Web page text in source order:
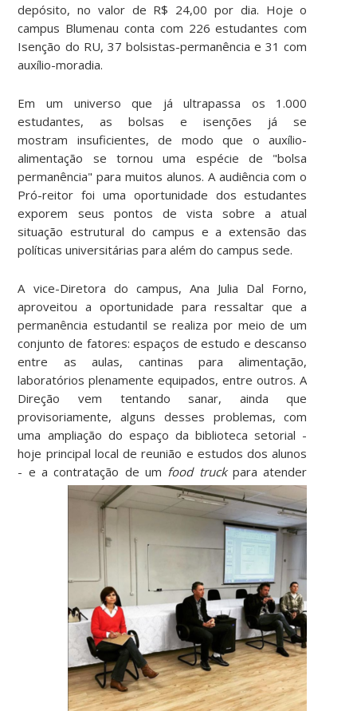
depósito, no valor de R$ 24,00 por dia. Hoje o
campus Blumenau conta com 226 estudantes com
Isenção do RU, 37 bolsistas-permanência e 31 com
auxílio-moradia.
Em um universo que já ultrapassa os 1.000
estudantes, as bolsas e isenções já se
mostram insuficientes, de modo que o auxílio-
alimentação se tornou uma espécie de "bolsa
permanência" para muitos alunos. A audiência com o
Pró-reitor foi uma oportunidade dos estudantes
exporem seus pontos de vista sobre a atual
situação estrutural do campus e a extensão das
políticas universitárias para além do campus sede.
A vice-Diretora do campus, Ana Julia Dal Forno,
aproveitou a oportunidade para ressaltar que a
permanência estudantil se realiza por meio de um
conjunto de fatores: espaços de estudo e descanso
entre as aulas, cantinas para alimentação,
laboratórios plenamente equipados, entre outros. A
Direção vem tentando sanar, ainda que
provisoriamente, alguns desses problemas, com
uma ampliação do espaço da biblioteca setorial -
hoje principal local de reunião e estudos dos alunos
- e a contratação de um food truck para atender